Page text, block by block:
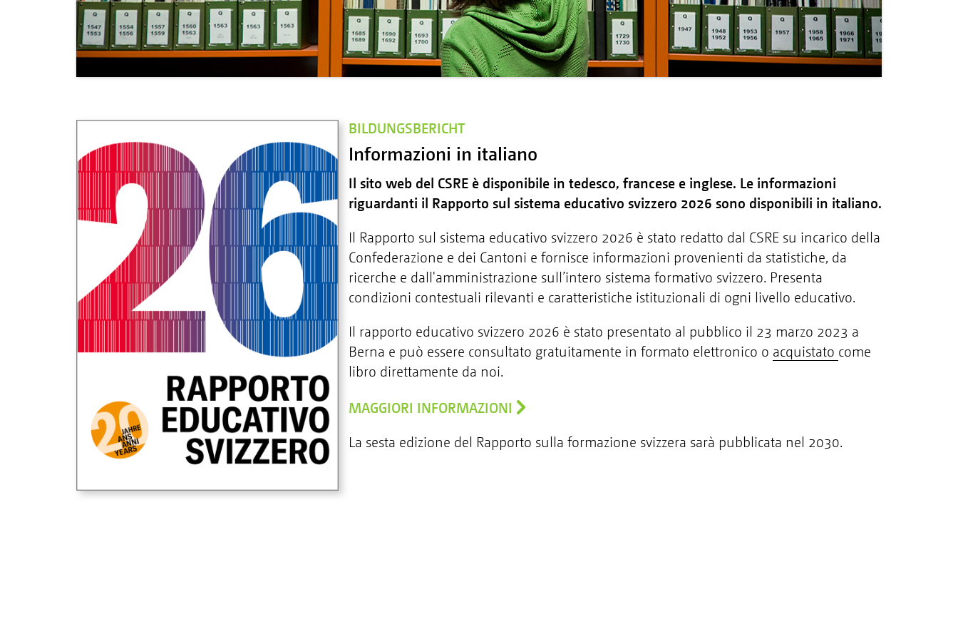
BILDUNGSBERICHT
Informazioni in italiano
Il sito web del CSRE è disponibile in tedesco, francese e inglese. Le informazioni
riguardanti il Rapporto sul sistema educativo svizzero 2026 sono disponibili in italiano.
Il Rapporto sul sistema educativo svizzero 2026 è stato redatto dal CSRE su incarico della
Confederazione e dei Cantoni e fornisce informazioni provenienti da statistiche, da
ricerche e dall'amministrazione sull’intero sistema formativo svizzero. Presenta
condizioni contestuali rilevanti e caratteristiche istituzionali di ogni livello educativo.
Il rapporto educativo svizzero 2026 è stato presentato al pubblico il 23 marzo 2023 a
Berna e può essere consultato gratuitamente in formato elettronico o acquistato come
libro direttamente da noi.
MAGGIORI INFORMAZIONI
La sesta edizione del Rapporto sulla formazione svizzera sarà pubblicata nel 2030.